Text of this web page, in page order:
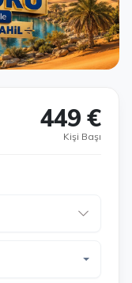
449 €
Kişi Başı